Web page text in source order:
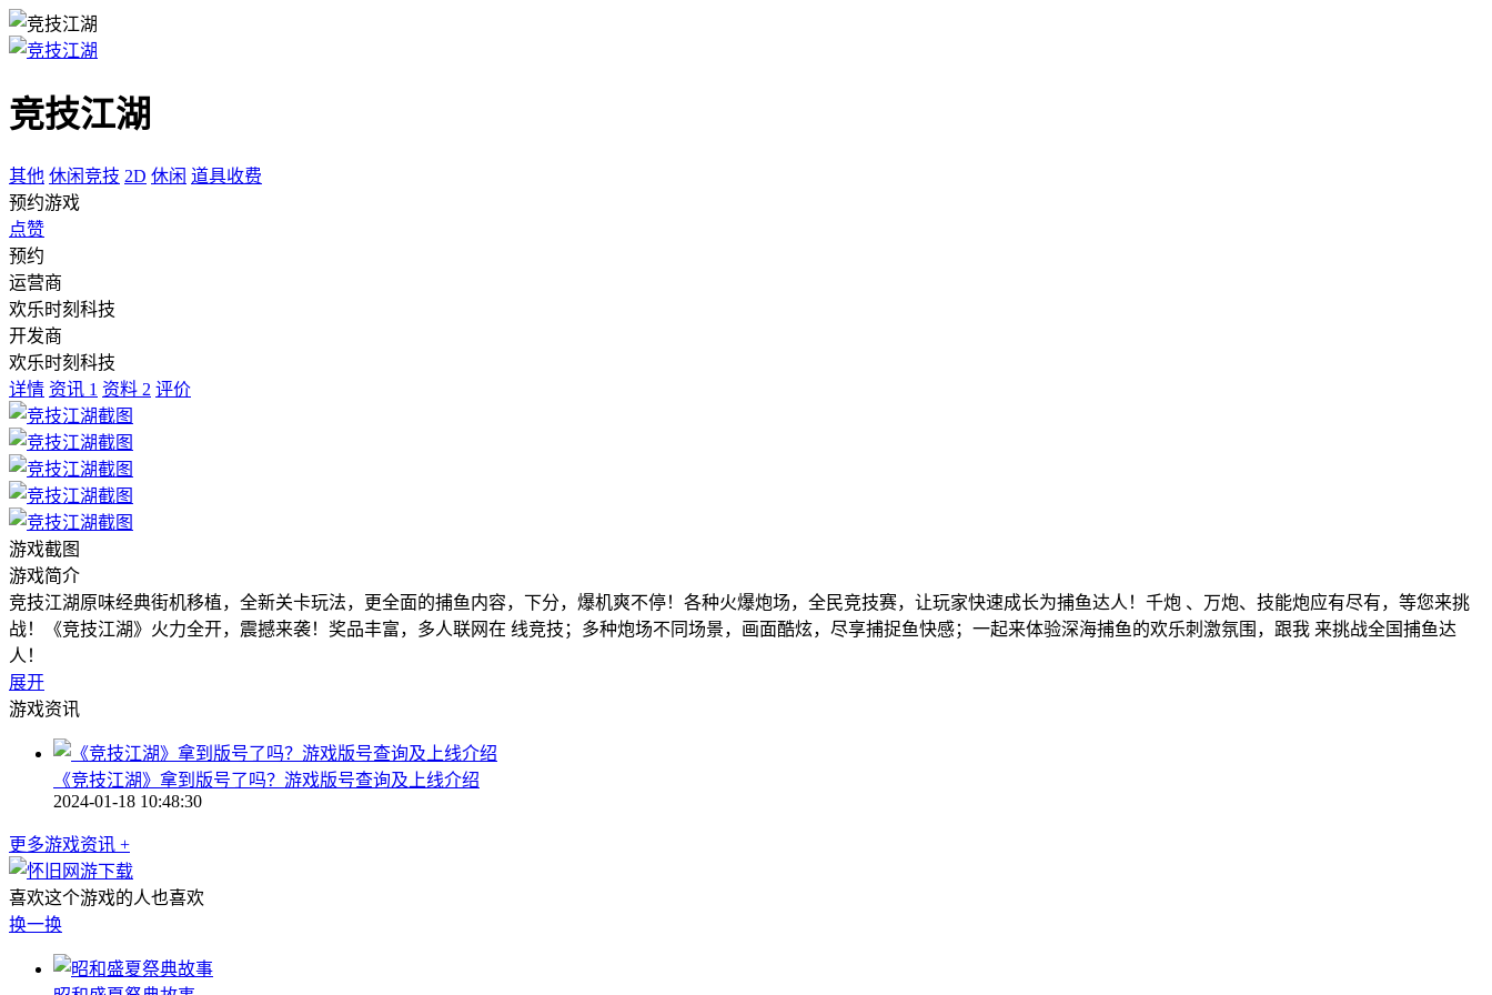
竞技江湖
其他 休闲竞技 2D 休闲 道具收费
预约游戏
点赞
预约
运营商
欢乐时刻科技
开发商
欢乐时刻科技
详情 资讯 1 资料 2 评价
游戏截图
游戏简介
竞技江湖原味经典街机移植，全新关卡玩法，更全面的捕鱼内容，下分，爆机爽不停！各种火爆炮场，全民竞技赛，让玩家快速成长为捕鱼达人！千炮 、万炮、技能炮应有尽有，等您来挑
战！《竞技江湖》火力全开，震撼来袭！奖品丰富，多人联网在 线竞技；多种炮场不同场景，画面酷炫，尽享捕捉鱼快感；一起来体验深海捕鱼的欢乐刺激氛围，跟我 来挑战全国捕鱼达
人！
展开
游戏资讯
《竞技江湖》拿到版号了吗？游戏版号查询及上线介绍
2024-01-18 10:48:30
更多游戏资讯 +
喜欢这个游戏的人也喜欢
换一换